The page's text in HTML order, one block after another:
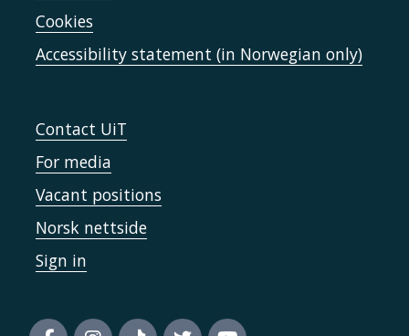
Cookies
Accessibility statement (in Norwegian only)
Contact UiT
For media
Vacant positions
Norsk nettside
Sign in